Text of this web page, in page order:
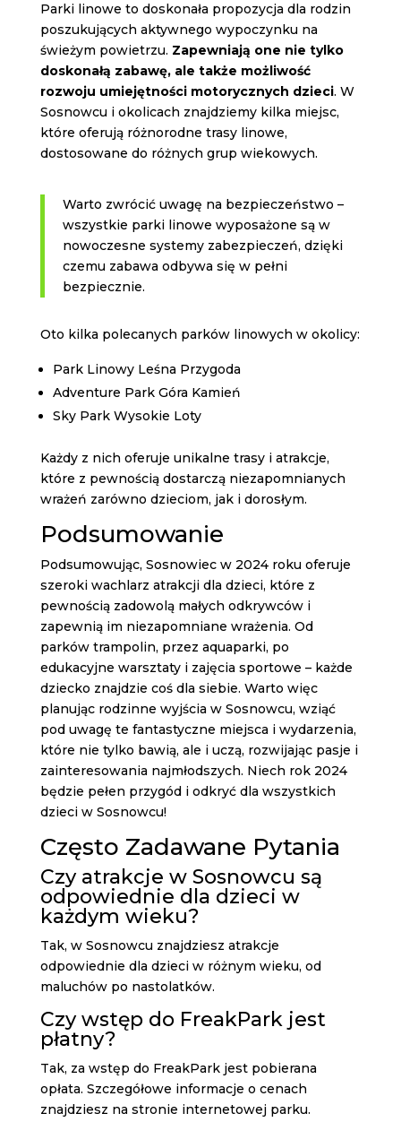
Parki linowe to doskonała propozycja dla rodzin
poszukujących aktywnego wypoczynku na
świeżym powietrzu. Zapewniają one nie tylko
doskonałą zabawę, ale także możliwość
rozwoju umiejętności motorycznych dzieci. W
Sosnowcu i okolicach znajdziemy kilka miejsc,
które oferują różnorodne trasy linowe,
dostosowane do różnych grup wiekowych.
Warto zwrócić uwagę na bezpieczeństwo –
wszystkie parki linowe wyposażone są w
nowoczesne systemy zabezpieczeń, dzięki
czemu zabawa odbywa się w pełni
bezpiecznie.
Oto kilka polecanych parków linowych w okolicy:
Park Linowy Leśna Przygoda
Adventure Park Góra Kamień
Sky Park Wysokie Loty
Każdy z nich oferuje unikalne trasy i atrakcje,
które z pewnością dostarczą niezapomnianych
wrażeń zarówno dzieciom, jak i dorosłym.
Podsumowanie
Podsumowując, Sosnowiec w 2024 roku oferuje
szeroki wachlarz atrakcji dla dzieci, które z
pewnością zadowolą małych odkrywców i
zapewnią im niezapomniane wrażenia. Od
parków trampolin, przez aquaparki, po
edukacyjne warsztaty i zajęcia sportowe – każde
dziecko znajdzie coś dla siebie. Warto więc
planując rodzinne wyjścia w Sosnowcu, wziąć
pod uwagę te fantastyczne miejsca i wydarzenia,
które nie tylko bawią, ale i uczą, rozwijając pasje i
zainteresowania najmłodszych. Niech rok 2024
będzie pełen przygód i odkryć dla wszystkich
dzieci w Sosnowcu!
Często Zadawane Pytania
Czy atrakcje w Sosnowcu są
odpowiednie dla dzieci w
każdym wieku?
Tak, w Sosnowcu znajdziesz atrakcje
odpowiednie dla dzieci w różnym wieku, od
maluchów po nastolatków.
Czy wstęp do FreakPark jest
płatny?
Tak, za wstęp do FreakPark jest pobierana
opłata. Szczegółowe informacje o cenach
znajdziesz na stronie internetowej parku.